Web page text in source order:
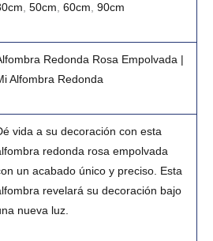
50cm 60cm 90cm
Redonda Rosa Empolvada |
Alfombra Redonda
vida a su decoración con esta
redonda rosa empolvada
un acabado único y preciso. Esta
revelará su decoración bajo
nueva luz.